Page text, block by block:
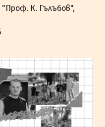
"Проф. К. Гълъбов",